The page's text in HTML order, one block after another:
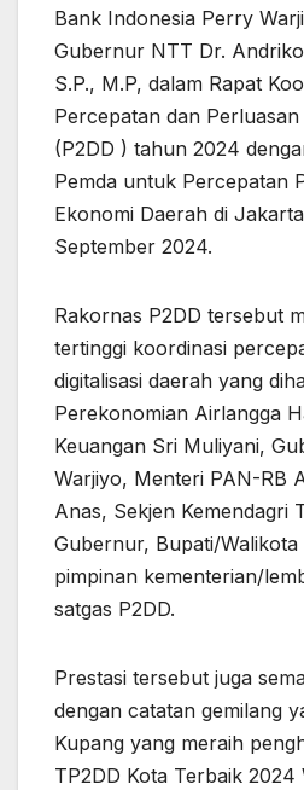
Bank Indonesia Perry
Gubernur NTT Dr.
S.P., M.P, dalam Rapat
Percepatan dan Perluasan
(P2DD ) tahun 2024
Pemda untuk Percepatan
Ekonomi Daerah di
September 2024.
Rakornas P2DD tersebut
tertinggi koordinasi
digitalisasi daerah yang
Perekonomian Airlangga
Keuangan Sri Muliyani,
Warjiyo, Menteri PAN-RB
Anas, Sekjen Kemendagri
Gubernur, Bupati/
pimpinan kementerian/
satgas P2DD.
Prestasi tersebut juga
dengan catatan gemilang
Kupang yang meraih
TP2DD Kota Terbaik